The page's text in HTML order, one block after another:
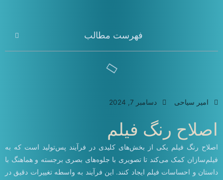
فهرست مطالب
امیر سیاحی دسامبر 7, 2024
اصلاح رنگ فیلم
اصلاح رنگ فیلم یکی از بخش‌های کلیدی در فرآیند پس‌تولید است که به
فیلم‌سازان کمک می‌کند تا تصویری با جلوه‌های بصری برجسته و هماهنگ با
داستان و احساسات فیلم ایجاد کنند. این فرآیند به واسطه تغییرات دقیق در